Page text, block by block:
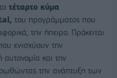
τέταρτο κύμα
του προγράμματος που
την ήπειρο. Πρόκειται
ενισχύουν την
αυτονομία και την
την ανάπτυξη των